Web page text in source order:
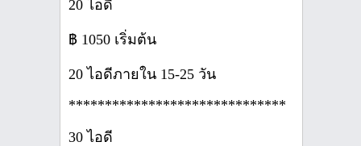
20 ไอดี
฿ 1050 เริ่มต้น
20 ไอดีภายใน 15-25 วัน
******************************
30 ไอดี